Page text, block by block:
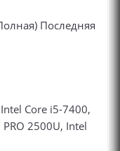
Последняя
Core i5-7400,
2500U, Intel